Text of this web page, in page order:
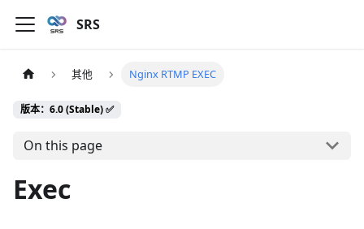
SRS
其他 Nginx RTMP EXEC
版本：6.0 (Stable) ✅
On this page
Exec